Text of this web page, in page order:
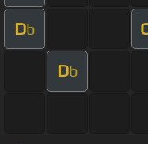
Db
Db